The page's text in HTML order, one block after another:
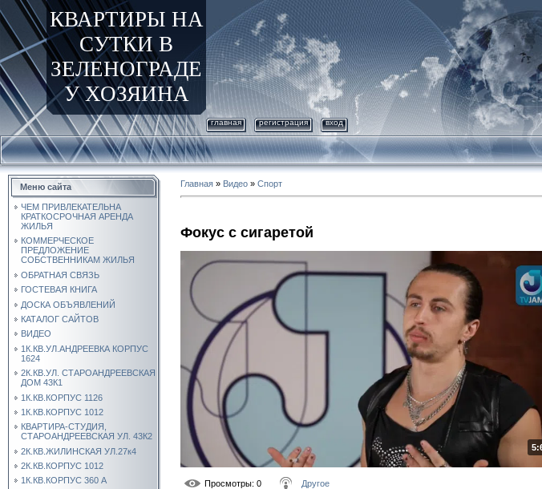
КВАРТИРЫ НА
СУТКИ В
ЗЕЛЕНОГРАДЕ
У ХОЗЯИНА
главная регистрация вход
Меню сайта
ЧЕМ ПРИВЛЕКАТЕЛЬНА
КРАТКОСРОЧНАЯ АРЕНДА
ЖИЛЬЯ
КОММЕРЧЕСКОЕ
ПРЕДЛОЖЕНИЕ
СОБСТВЕННИКАМ ЖИЛЬЯ
ОБРАТНАЯ СВЯЗЬ
ГОСТЕВАЯ КНИГА
ДОСКА ОБЪЯВЛЕНИЙ
КАТАЛОГ САЙТОВ
ВИДЕО
1К.КВ.УЛ.АНДРЕЕВКА КОРПУС
1624
2К.КВ.УЛ. СТАРОАНДРЕЕВСКАЯ
ДОМ 43К1
1К.КВ.КОРПУС 1126
1К.КВ.КОРПУС 1012
КВАРТИРА-СТУДИЯ,
СТАРОАНДРЕЕВСКАЯ УЛ. 43К2
2К.КВ.ЖИЛИНСКАЯ УЛ.27к4
2К.КВ.КОРПУС 1012
1К.КВ.КОРПУС 360 А
Главная » Видео » Спорт
Фокус с сигаретой
Просмотры: 0 Другое